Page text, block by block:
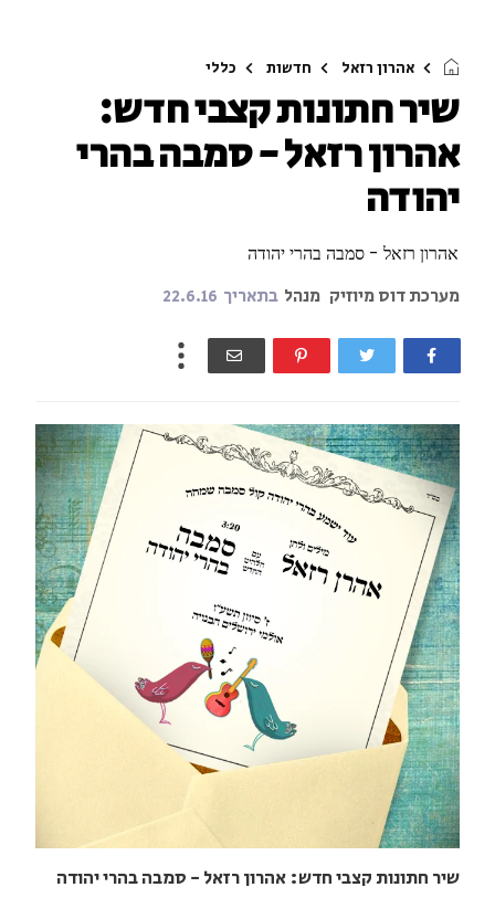
אהרון רזאל חדשות כללי
שיר חתונות קצבי חדש:
אהרון רזאל - סמבה בהרי
יהודה
אהרון רזאל - סמבה בהרי יהודה
מערכת דוס מיוזיק מנהל בתאריך 22.6.16
שיר חתונות קצבי חדש: אהרון רזאל - סמבה בהרי יהודה